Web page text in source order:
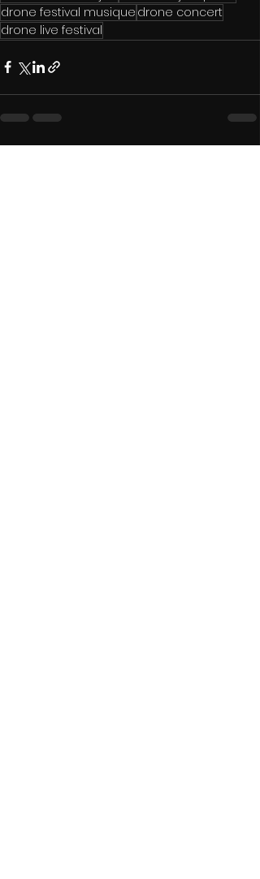
drone festival musique drone concert
drone live festival